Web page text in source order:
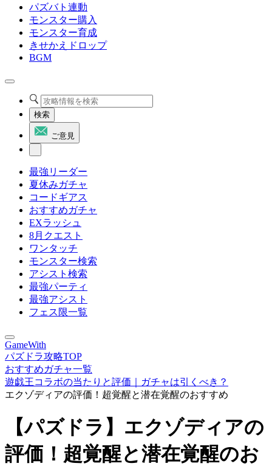
パズバト連動
モンスター購入
モンスター育成
きせかえドロップ
BGM
検索
ご意見
最強リーダー
夏休みガチャ
コードギアス
おすすめガチャ
EXラッシュ
8月クエスト
ワンタッチ
モンスター検索
アシスト検索
最強パーティ
最強アシスト
フェス限一覧
GameWith
パズドラ攻略TOP
おすすめガチャ一覧
遊戯王コラボの当たりと評価｜ガチャは引くべき？
エクゾディアの評価！超覚醒と潜在覚醒のおすすめ
【パズドラ】エクゾディアの
評価！超覚醒と潜在覚醒のお